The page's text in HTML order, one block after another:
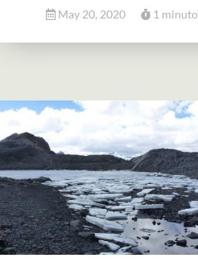
May 20, 2020 1 minuto